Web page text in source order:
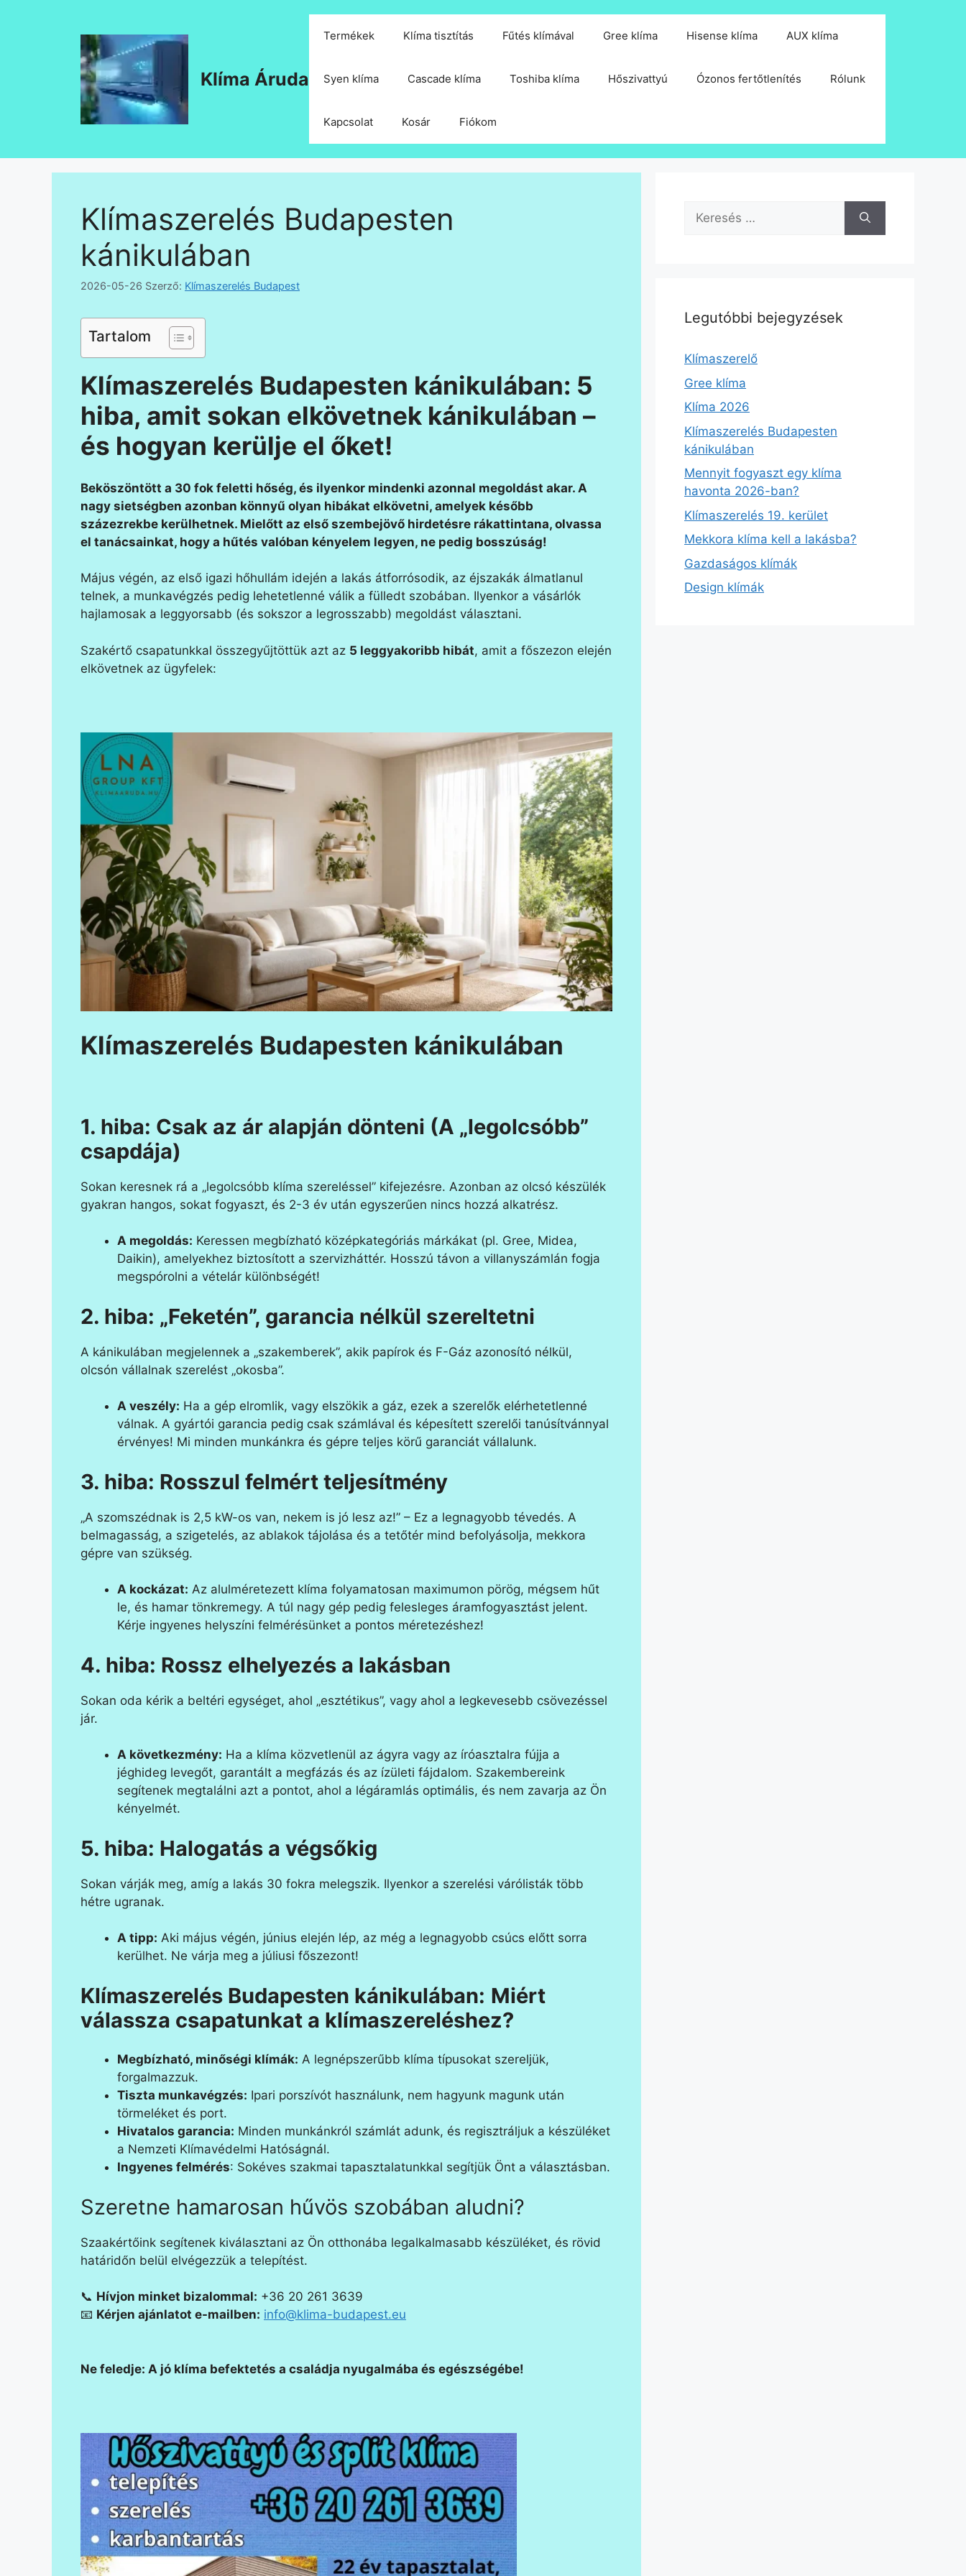
Klíma Áruda
Termékek Klíma tisztítás Fűtés klímával Gree klíma Hisense klíma AUX klíma
Syen klíma Cascade klíma Toshiba klíma Hőszivattyú Ózonos fertőtlenítés Rólunk
Kapcsolat Kosár Fiókom
Klímaszerelés Budapesten
kánikulában
2026-05-26 Szerző: Klímaszerelés Budapest
Tartalom
Klímaszerelés Budapesten kánikulában: 5
hiba, amit sokan elkövetnek kánikulában –
és hogyan kerülje el őket!
Beköszöntött a 30 fok feletti hőség, és ilyenkor mindenki azonnal megoldást akar. A
nagy sietségben azonban könnyű olyan hibákat elkövetni, amelyek később
százezrekbe kerülhetnek. Mielőtt az első szembejövő hirdetésre rákattintana, olvassa
el tanácsainkat, hogy a hűtés valóban kényelem legyen, ne pedig bosszúság!
Május végén, az első igazi hőhullám idején a lakás átforrósodik, az éjszakák álmatlanul
telnek, a munkavégzés pedig lehetetlenné válik a fülledt szobában. Ilyenkor a vásárlók
hajlamosak a leggyorsabb (és sokszor a legrosszabb) megoldást választani.
Szakértő csapatunkkal összegyűjtöttük azt az 5 leggyakoribb hibát, amit a főszezon elején
elkövetnek az ügyfelek:
Klímaszerelés Budapesten kánikulában
1. hiba: Csak az ár alapján dönteni (A „legolcsóbb”
csapdája)
Sokan keresnek rá a „legolcsóbb klíma szereléssel” kifejezésre. Azonban az olcsó készülék
gyakran hangos, sokat fogyaszt, és 2-3 év után egyszerűen nincs hozzá alkatrész.
A megoldás: Keressen megbízható középkategóriás márkákat (pl. Gree, Midea,
Daikin), amelyekhez biztosított a szervizháttér. Hosszú távon a villanyszámlán fogja
megspórolni a vételár különbségét!
2. hiba: „Feketén”, garancia nélkül szereltetni
A kánikulában megjelennek a „szakemberek”, akik papírok és F-Gáz azonosító nélkül,
olcsón vállalnak szerelést „okosba”.
A veszély: Ha a gép elromlik, vagy elszökik a gáz, ezek a szerelők elérhetetlenné
válnak. A gyártói garancia pedig csak számlával és képesített szerelői tanúsítvánnyal
érvényes! Mi minden munkánkra és gépre teljes körű garanciát vállalunk.
3. hiba: Rosszul felmért teljesítmény
„A szomszédnak is 2,5 kW-os van, nekem is jó lesz az!” – Ez a legnagyobb tévedés. A
belmagasság, a szigetelés, az ablakok tájolása és a tetőtér mind befolyásolja, mekkora
gépre van szükség.
A kockázat: Az alulméretezett klíma folyamatosan maximumon pörög, mégsem hűt
le, és hamar tönkremegy. A túl nagy gép pedig felesleges áramfogyasztást jelent.
Kérje ingyenes helyszíni felmérésünket a pontos méretezéshez!
4. hiba: Rossz elhelyezés a lakásban
Sokan oda kérik a beltéri egységet, ahol „esztétikus”, vagy ahol a legkevesebb csövezéssel
jár.
A következmény: Ha a klíma közvetlenül az ágyra vagy az íróasztalra fújja a
jéghideg levegőt, garantált a megfázás és az ízületi fájdalom. Szakembereink
segítenek megtalálni azt a pontot, ahol a légáramlás optimális, és nem zavarja az Ön
kényelmét.
5. hiba: Halogatás a végsőkig
Sokan várják meg, amíg a lakás 30 fokra melegszik. Ilyenkor a szerelési várólisták több
hétre ugranak.
A tipp: Aki május végén, június elején lép, az még a legnagyobb csúcs előtt sorra
kerülhet. Ne várja meg a júliusi főszezont!
Klímaszerelés Budapesten kánikulában: Miért
válassza csapatunkat a klímaszereléshez?
Megbízható, minőségi klímák: A legnépszerűbb klíma típusokat szereljük,
forgalmazzuk.
Tiszta munkavégzés: Ipari porszívót használunk, nem hagyunk magunk után
törmeléket és port.
Hivatalos garancia: Minden munkánkról számlát adunk, és regisztráljuk a készüléket
a Nemzeti Klímavédelmi Hatóságnál.
Ingyenes felmérés: Sokéves szakmai tapasztalatunkkal segítjük Önt a választásban.
Szeretne hamarosan hűvös szobában aludni?
Szaakértőink segítenek kiválasztani az Ön otthonába legalkalmasabb készüléket, és rövid
határidőn belül elvégezzük a telepítést.
📞 Hívjon minket bizalommal: +36 20 261 3639
📧 Kérjen ajánlatot e-mailben: info@klima-budapest.eu
Ne feledje: A jó klíma befektetés a családja nyugalmába és egészségébe!
Keresés:
Legutóbbi bejegyzések
Klímaszerelő
Gree klíma
Klíma 2026
Klímaszerelés Budapesten
kánikulában
Mennyit fogyaszt egy klíma
havonta 2026-ban?
Klímaszerelés 19. kerület
Mekkora klíma kell a lakásba?
Gazdaságos klímák
Design klímák